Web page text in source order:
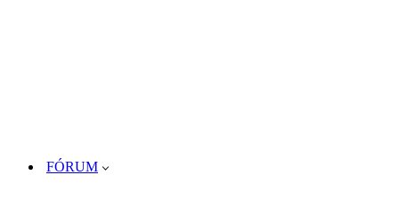
FÓRUM